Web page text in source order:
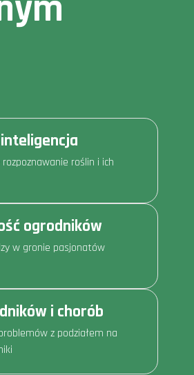
roślin i ich
ogrodników
w gronie pasjonatów
i chorób
z podziałem na